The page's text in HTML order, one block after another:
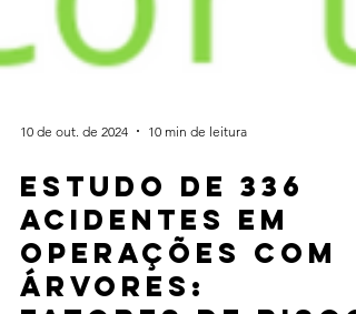
10 de out. de 2024 10 min de leitura